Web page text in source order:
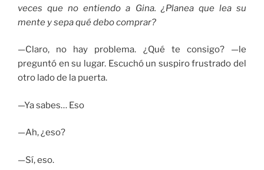
veces que no entiendo a Gina. ¿Planea que lea su
mente y sepa qué debo comprar?
—Claro, no hay problema. ¿Qué te consigo? —le
preguntó en su lugar. Escuchó un suspiro frustrado del
otro lado de la puerta.
—Ya sabes… Eso
—Ah, ¿eso?
—Sí, eso.